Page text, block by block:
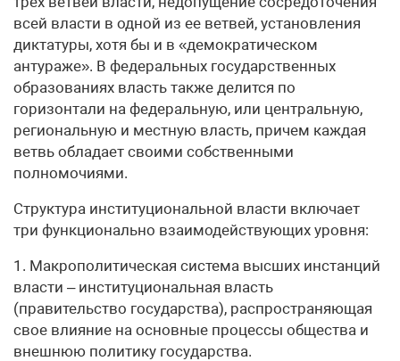
всей власти в одной из ее ветвей, установления
диктатуры, хотя бы и в «демократическом
антураже». В федеральных государственных
образованиях власть также делится по
горизонтали на федеральную, или центральную,
региональную и местную власть, причем каждая
ветвь обладает своими собственными
полномочиями.
Структура институциональной власти включает
три функционально взаимодействующих уровня:
1. Макрополитическая система высших инстанций
власти – институциональная власть
(правительство государства), распространяющая
свое влияние на основные процессы общества и
внешнюю политику государства.